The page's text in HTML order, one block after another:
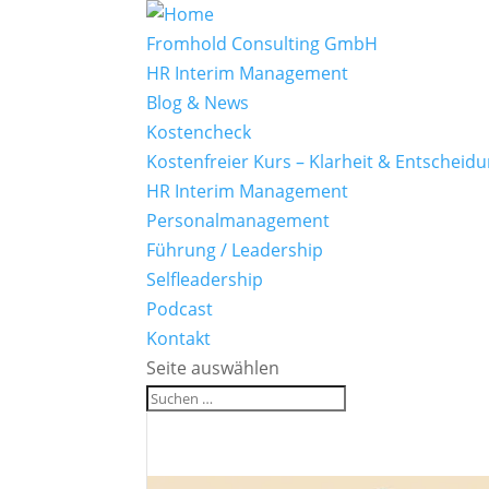
Fromhold Consulting GmbH
HR Interim Management
Blog & News
Kostencheck
Kostenfreier Kurs – Klarheit &
HR Interim Management
Personalmanagement
Führung / Leadership
Selfleadership
Podcast
Kontakt
Seite auswählen